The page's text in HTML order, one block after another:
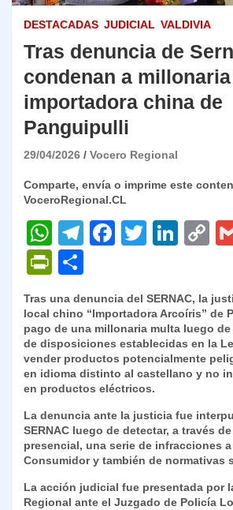
DESTACADAS JUDICIAL VALDIVIA
Tras denuncia de
condenan a
importadora china de
Panguipulli
29/04/2026 Vocero Regional
Comparte, envía o imprime este
VoceroRegional.CL
W
h
at
s
A
p
p
T
gr
a
m
F
e
b
o
o
k
T
er
Li
e
dI
n
C
y
Li
n
k
P
nt
Fr
ie
n
dl
y
m
p
ar
tir
Tras una denuncia del SERNAC, la
local chino “Importadora Arcoíris” de
pago de una millonaria multa luego
de disposiciones establecidas en la
vender productos potencialmente
en idioma distinto al castellano y no
en productos eléctricos.
La denuncia ante la justicia fue
SERNAC luego de detectar, a través
presencial, una serie de infracciones
Consumidor y también de normativas
La acción judicial fue presentada por
Regional ante el Juzgado de Policía